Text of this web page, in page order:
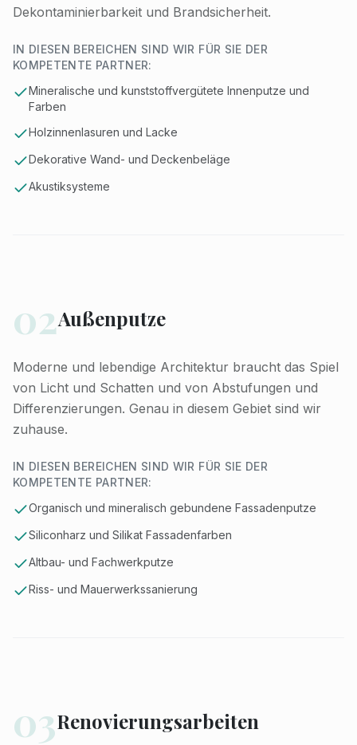
Dekontaminierbarkeit und Brandsicherheit.
IN DIESEN BEREICHEN SIND WIR FÜR SIE DER
KOMPETENTE PARTNER:
Mineralische und kunststoffvergütete Innenputze und
Farben
Holzinnenlasuren und Lacke
Dekorative Wand- und Deckenbeläge
Akustiksysteme
02Außenputze
Moderne und lebendige Architektur braucht das Spiel
von Licht und Schatten und von Abstufungen und
Differenzierungen. Genau in diesem Gebiet sind wir
zuhause.
IN DIESEN BEREICHEN SIND WIR FÜR SIE DER
KOMPETENTE PARTNER:
Organisch und mineralisch gebundene Fassadenputze
Siliconharz und Silikat Fassadenfarben
Altbau- und Fachwerkputze
Riss- und Mauerwerkssanierung
03Renovierungsarbeiten